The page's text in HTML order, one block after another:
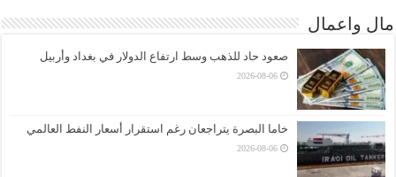
مال واعمال
صعود حاد للذهب وسط ارتفاع الدولار في بغداد وأربيل
2026-08-06
خاما البصرة يتراجعان رغم استقرار أسعار النفط العالمي
2026-08-06